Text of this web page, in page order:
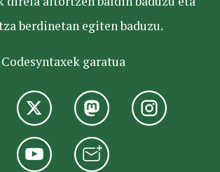
berdinetan egiten baduzu.
Codesyntaxek garatua